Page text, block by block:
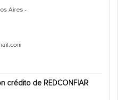
Aires -
crédito de REDCONFIAR